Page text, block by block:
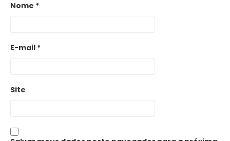
Nome *
E-mail *
Site